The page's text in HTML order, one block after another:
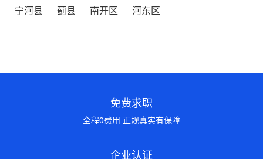
宁河县
蓟县 南开区 河东区
免费求职
全程0费用 正规真实有保障
企业认证